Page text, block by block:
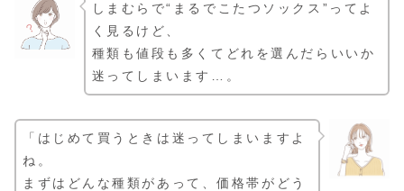
しまむらで“まるでこたつソックス”ってよ
く見るけど、
種類も値段も多くてどれを選んだらいいか
迷ってしまいます…。
「はじめて買うときは迷ってしまいますよ
ね。
まずはどんな種類があって、価格帯がどう